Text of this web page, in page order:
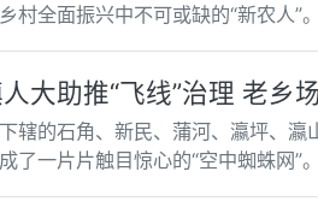
村全面振兴中不可或缺的“新农人”
大助推“飞线”治理 老乡
辖的石角、新民、蒲河、瀛坪、
了一片片触目惊心的“空中蜘蛛网”